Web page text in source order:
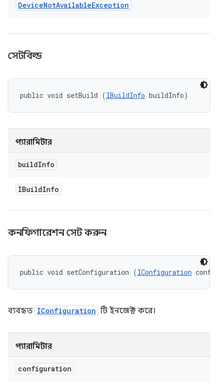
DeviceNotAvailableException
সেটবিল্ড
public void setBuild (IBuildInfo buildInfo)
প্যারামিটার
buildInfo
IBuildInfo
কনফিগারেশন সেট করুন
public void setConfiguration (IConfiguration
ব্যবহৃত IConfiguration টি ইনজেক্ট করে।
প্যারামিটার
configuration